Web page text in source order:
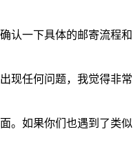
认一下具体的邮寄流程和
现任何问题，我觉得非常
。如果你们也遇到了类似